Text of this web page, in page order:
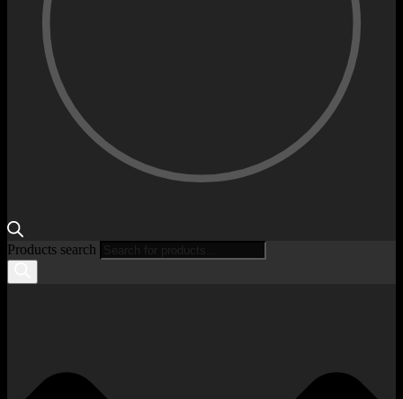
Products search